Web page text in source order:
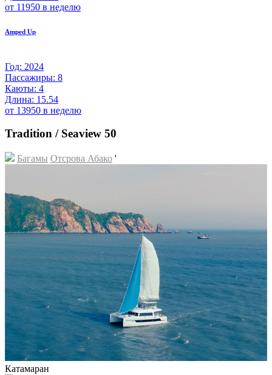
от 11950 в неделю
Amped Up
Год: 2024
Пассажиры: 8
Каюты: 4
Длина: 15.54
от 13950 в неделю
Tradition / Seaview 50
Багамы Отсрова Абако '
Катамаран